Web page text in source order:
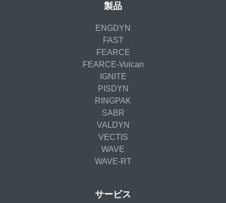
製品
ENGDYN
FAST
FEARCE
FEARCE-Vulcan
IGNITE
PISDYN
RINGPAK
SABR
VALDYN
VECTIS
WAVE
WAVE-RT
サービス